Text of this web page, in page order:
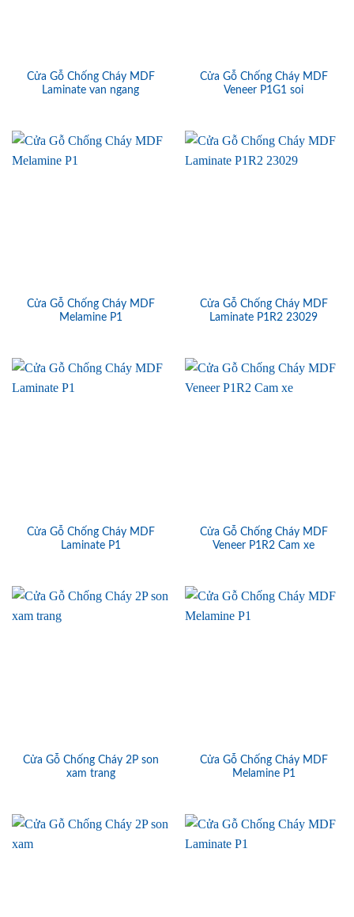
Cửa Gỗ Chống Cháy MDF
Laminate van ngang
Cửa Gỗ Chống Cháy MDF
Veneer P1G1 soi
Cửa Gỗ Chống Cháy MDF
Melamine P1
Cửa Gỗ Chống Cháy MDF
Laminate P1R2 23029
Cửa Gỗ Chống Cháy MDF
Laminate P1
Cửa Gỗ Chống Cháy MDF
Veneer P1R2 Cam xe
Cửa Gỗ Chống Cháy 2P son
xam trang
Cửa Gỗ Chống Cháy MDF
Melamine P1